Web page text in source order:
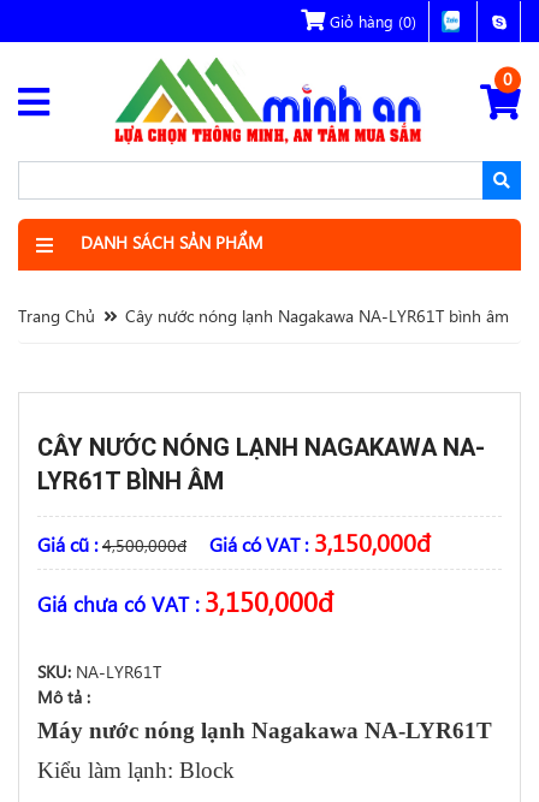
Giỏ hàng (0)
0
DANH SÁCH SẢN PHẨM
Trang Chủ Cây nước nóng lạnh Nagakawa NA-LYR61T bình âm
CÂY NƯỚC NÓNG LẠNH NAGAKAWA NA-
LYR61T BÌNH ÂM
Giá cũ : 4,500,000đ Giá có VAT :3,150,000đ
Giá chưa có VAT : 3,150,000đ
SKU: NA-LYR61T
Mô tả :
Máy nước nóng lạnh Nagakawa NA-LYR61T
Kiểu làm lạnh: Block